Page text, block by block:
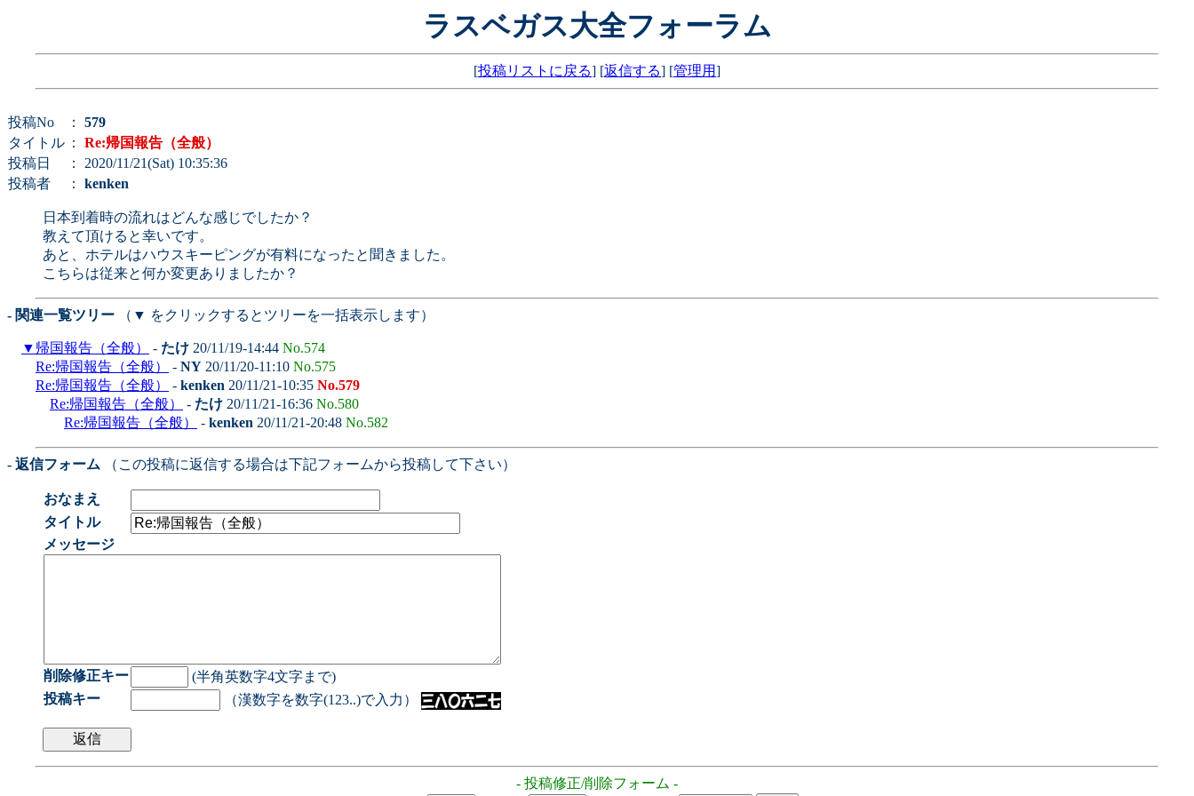
ラスベガス大全フォーラム
[投稿リストに戻る] [返信する] [管理用]
投稿No ： 579
タイトル ： Re:帰国報告（全般）
投稿日
： 2020/11/21(Sat) 10:35:36
投稿者
： kenken
日本到着時の流れはどんな感じでしたか？
教えて頂けると幸いです。
あと、ホテルはハウスキーピングが有料になったと聞きました。
こちらは従来と何か変更ありましたか？
- 関連一覧ツリー （▼ をクリックするとツリーを一括表示します）
▼ 帰国報告（全般） - たけ 20/11/19-14:44 No.574
Re:帰国報告（全般）
- NY 20/11/20-11:10 No.575
Re:帰国報告（全般）
- kenken 20/11/21-10:35 No.579
Re:帰国報告（全般）
- たけ 20/11/21-16:36 No.580
Re:帰国報告（全般）
- kenken 20/11/21-20:48 No.582
- 返信フォーム （この投稿に返信する場合は下記フォームから投稿して下さい）
おなまえ
タイトル
メッセージ
削除修正キー
(半角英数字4文字まで)
投稿キー
（漢数字を数字(123..)で入力）
- 投稿修正/削除フォーム -